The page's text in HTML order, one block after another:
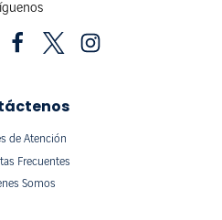
de Atención
Frecuentes
Somos